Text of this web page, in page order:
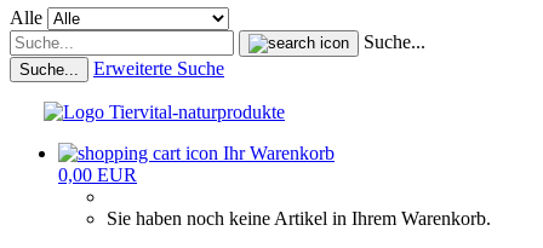
Alle
Suche...
Suche... Erweiterte Suche
Ihr Warenkorb
0,00 EUR
Sie haben noch keine Artikel in Ihrem Warenkorb.